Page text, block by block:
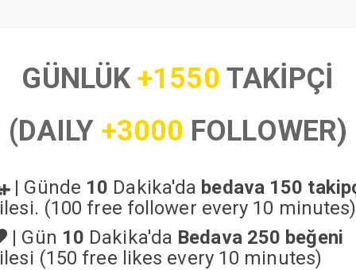
GÜNLÜK+1550 TAKİPÇİ
(DAILY +3000 FOLLOWER)
| Günde 10 Dakika'da bedava 150
(100 free follower every 10 minutes)
| Gün 10 Dakika'da Bedava 250 beğeni
(150 free likes every 10 minutes)